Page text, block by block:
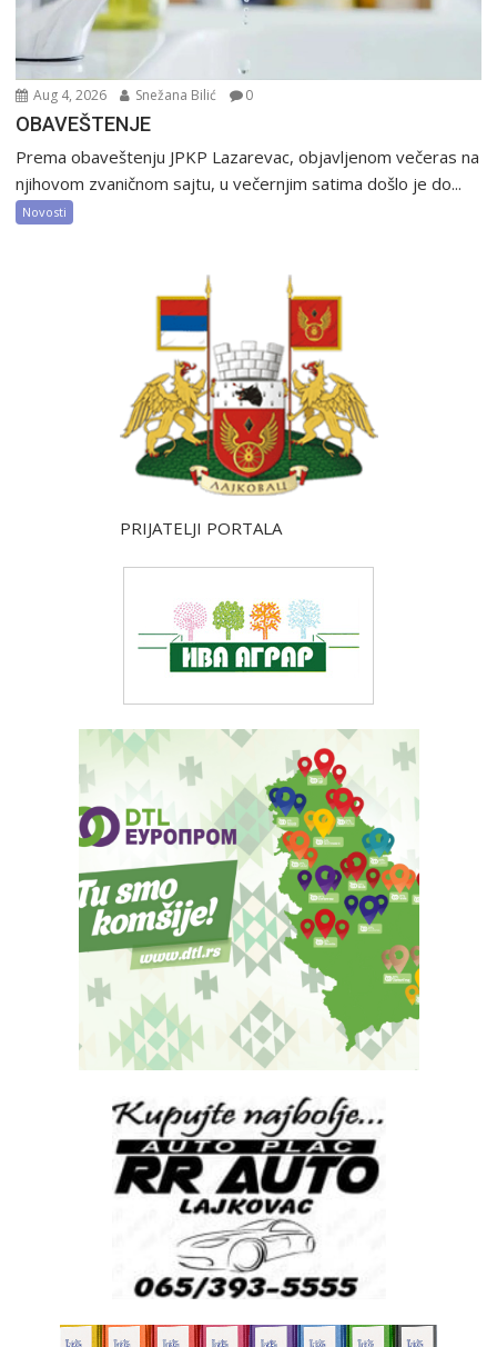
Aug 4, 2026 Snežana Bilić 0
OBAVEŠTENJE
Prema obaveštenju JPKP Lazarevac, objavljenom večeras na
njihovom zvaničnom sajtu, u večernjim satima došlo je do...
Novosti
PRIJATELJI PORTALA